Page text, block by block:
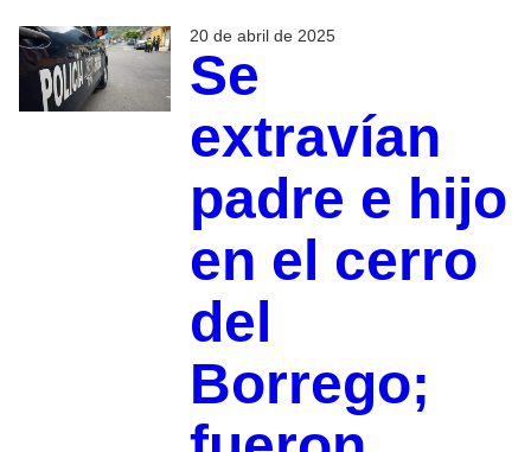
20 de abril de 2025
Se
extravían
padre e hijo
en el cerro
del
Borrego;